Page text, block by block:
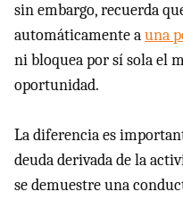
sin embargo, recuerda
automáticamente auna
ni bloquea por sí sola el
oportunidad.
La diferencia es
deuda derivada de la
se demuestre una